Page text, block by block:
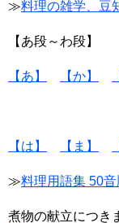
≫料理の雑学、豆
【あ段～わ段】
【あ】 【か】
【は】 【ま】
≫料理用語集 50
煮物の献立につき